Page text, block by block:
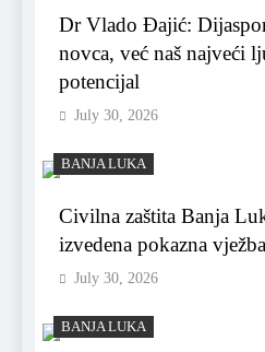
Dr Vlado Đajić:
novca, već naš najveći
potencijal
July 30, 2026
BANJA LUKA
Civilna zaštita Banja
izvedena pokazna vježba
July 30, 2026
BANJA LUKA